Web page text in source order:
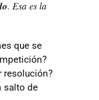
. Esa es la
que se
resolución?
salto de